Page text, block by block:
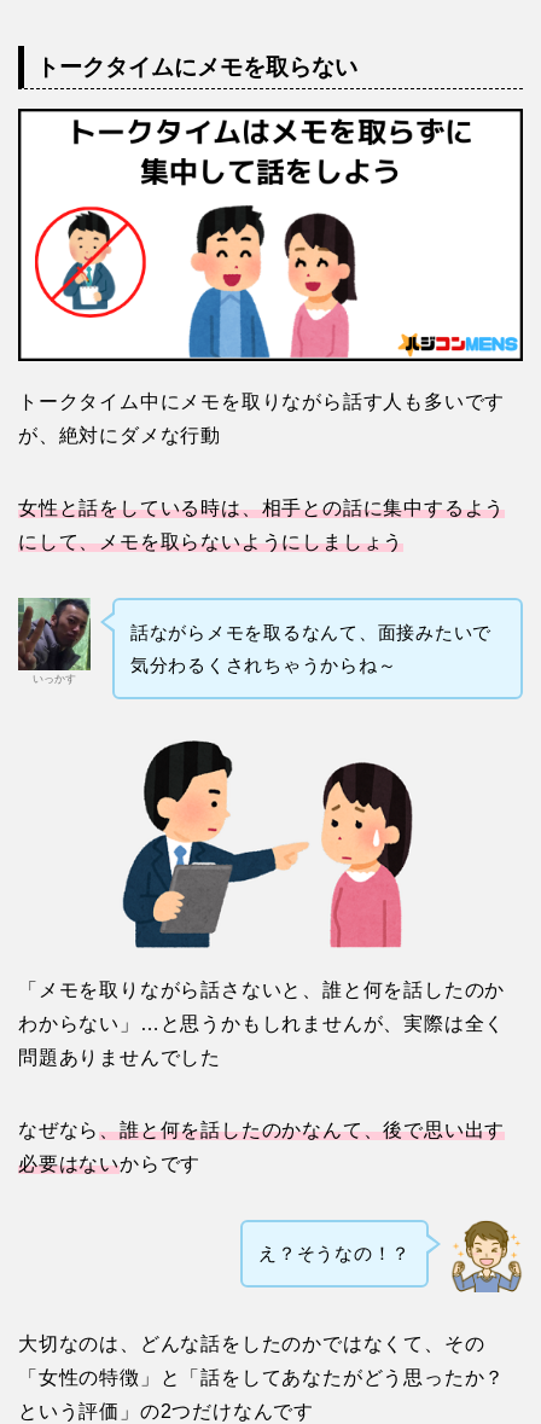
トークタイムにメモを取らない
トークタイム中にメモを取りながら話す人も多いです
が、絶対にダメな行動
女性と話をしている時は、相手との話に集中するよう
にして、メモを取らないようにしましょう
いっかす
話ながらメモを取るなんて、面接みたいで
気分わるくされちゃうからね～
「メモを取りながら話さないと、誰と何を話したのか
わからない」…と思うかもしれませんが、実際は全く
問題ありませんでした
なぜなら、誰と何を話したのかなんて、後で思い出す
必要はないからです
え？そうなの！？
大切なのは、どんな話をしたのかではなくて、その
「女性の特徴」と「話をしてあなたがどう思ったか？
という評価」の2つだけなんです